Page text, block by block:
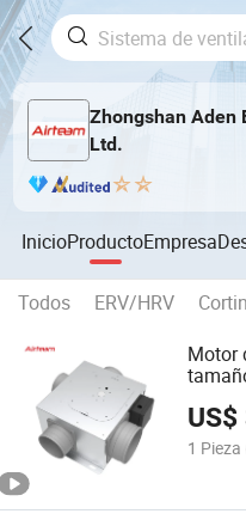
Zhongshan Aden
Ltd.
InicioProductoEmpresa
Todos ERV/HRV
Motor
US$
1 Pieza